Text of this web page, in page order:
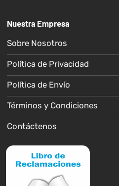
Nuestra Empresa
Sobre Nosotros
Política de Privacidad
Política de Envío
Términos y Condiciones
Contáctenos